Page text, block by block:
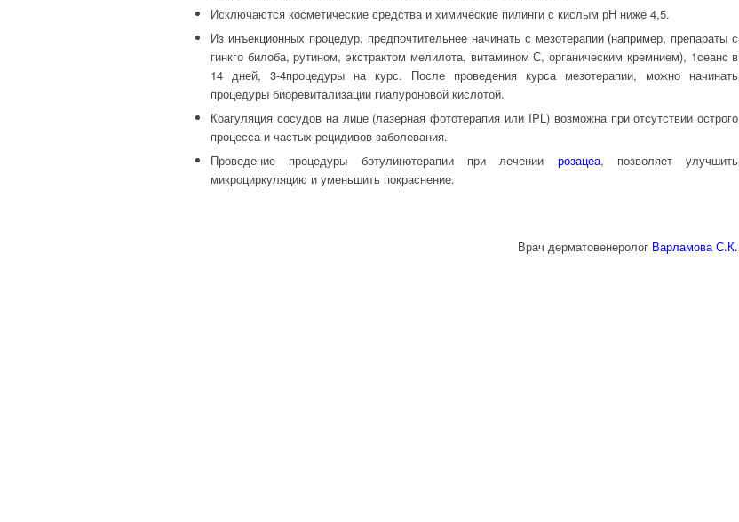
Исключаются косметические средства и химические пилинги с кислым рН ниже 4,5.
Из инъекционных процедур, предпочтительнее начинать с мезотерапии (например, препараты с
гинкго билоба, рутином, экстрактом мелилота, витамином С, органическим кремнием), 1сеанс в
14 дней, 3-4процедуры на курс. После проведения курса мезотерапии, можно начинать
процедуры биоревитализации гиалуроновой кислотой.
Коагуляция сосудов на лице (лазерная фототерапия или IPL) возможна при отсутствии острого
процесса и частых рецидивов заболевания.
Проведение процедуры ботулинотерапии при лечении розацеа, позволяет улучшить
микроциркуляцию и уменьшить покраснение.
Врач дерматовенеролог Варламова С.К.